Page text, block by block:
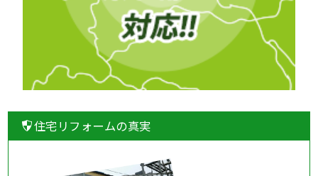
住宅リフォームの真実